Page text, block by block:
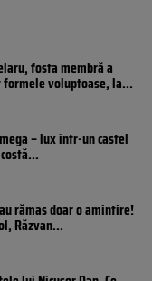
fosta membră a
voluptoase, la...
– lux într-un castel
rămas doar o amintire!
Răzvan...